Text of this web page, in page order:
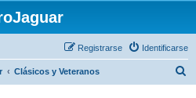
Identificarse
Registrarse
Clásicos y Veteranos